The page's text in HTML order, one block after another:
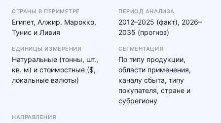
СТРАНЫ В ПЕРИМЕТРЕ
Египет, Алжир, Марокко,
Тунис и Ливия
ПЕРИОД АНАЛИЗА
2012–2025 (факт), 2026–
2035 (прогноз)
ЕДИНИЦЫ ИЗМЕРЕНИЯ
Натуральные (тонны, шт.,
кв. м) и стоимостные ($,
локальные валюты)
СЕГМЕНТАЦИЯ
По типу продукции,
области применения,
каналу сбыта, типу
покупателя, стране и
субрегиону
НАПРАВЛЕНИЯ